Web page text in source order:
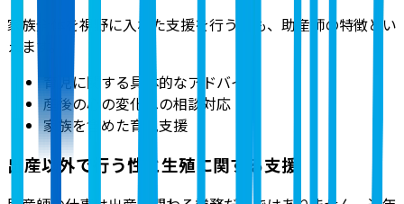
家族全体を視野に入れた支援を行う点も、助産師の特徴とい
えます。
育児に関する具体的なアドバイス
産後の心の変化への相談対応
家族を含めた育児支援
出産以外で行う性と生殖に関する支援